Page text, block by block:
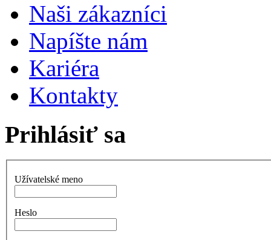
Naši zákazníci
Napíšte nám
Kariéra
Kontakty
Prihlásiť sa
Užívatelské meno
Heslo